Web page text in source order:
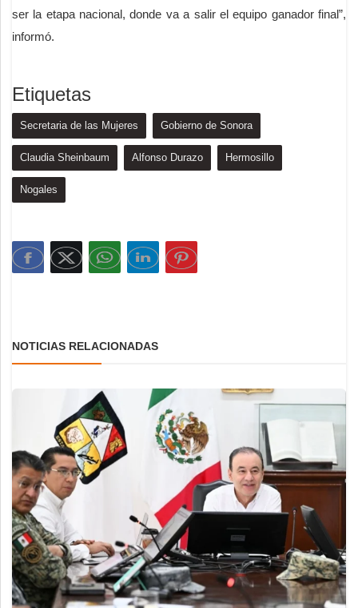
ser la etapa nacional, donde va a salir el equipo ganador final”,
informó.
Etiquetas
Secretaria de las Mujeres Gobierno de Sonora
Claudia Sheinbaum Alfonso Durazo Hermosillo
Nogales
NOTICIAS RELACIONADAS